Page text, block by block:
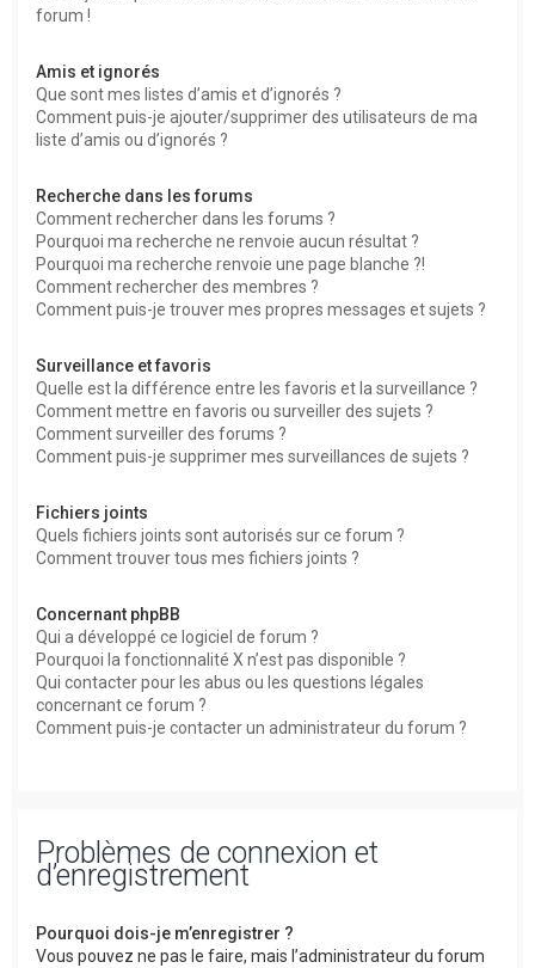
forum !
Amis et ignorés
Que sont mes listes d’amis et d’ignorés ?
Comment puis-je ajouter/supprimer des utilisateurs de ma
liste d’amis ou d’ignorés ?
Recherche dans les forums
Comment rechercher dans les forums ?
Pourquoi ma recherche ne renvoie aucun résultat ?
Pourquoi ma recherche renvoie une page blanche ?!
Comment rechercher des membres ?
Comment puis-je trouver mes propres messages et sujets ?
Surveillance et favoris
Quelle est la différence entre les favoris et la surveillance ?
Comment mettre en favoris ou surveiller des sujets ?
Comment surveiller des forums ?
Comment puis-je supprimer mes surveillances de sujets ?
Fichiers joints
Quels fichiers joints sont autorisés sur ce forum ?
Comment trouver tous mes fichiers joints ?
Concernant phpBB
Qui a développé ce logiciel de forum ?
Pourquoi la fonctionnalité X n’est pas disponible ?
Qui contacter pour les abus ou les questions légales
concernant ce forum ?
Comment puis-je contacter un administrateur du forum ?
Problèmes de connexion et
d’enregistrement
Pourquoi dois-je m’enregistrer ?
Vous pouvez ne pas le faire, mais l’administrateur du forum